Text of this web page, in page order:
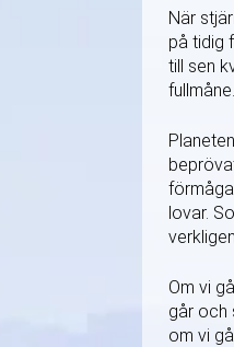
När
på tidig
till sen
lovar.
Om vi
går och
om vi